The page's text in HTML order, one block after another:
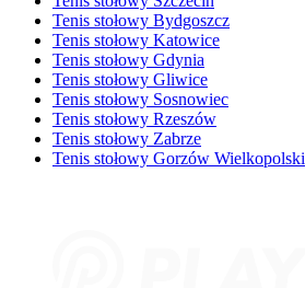
Tenis stołowy Bydgoszcz
Tenis stołowy Katowice
Tenis stołowy Gdynia
Tenis stołowy Gliwice
Tenis stołowy Sosnowiec
Tenis stołowy Rzeszów
Tenis stołowy Zabrze
Tenis stołowy Gorzów Wielkopolski